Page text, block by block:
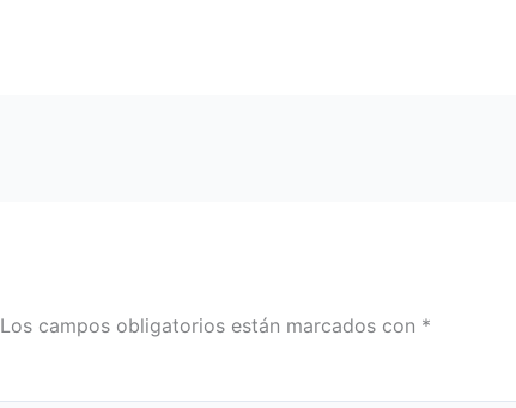
Los campos obligatorios están marcados con *